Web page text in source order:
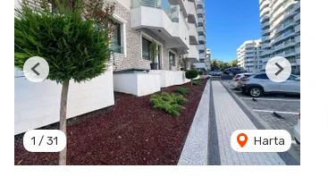
1 / 31 Harta
Previous Next